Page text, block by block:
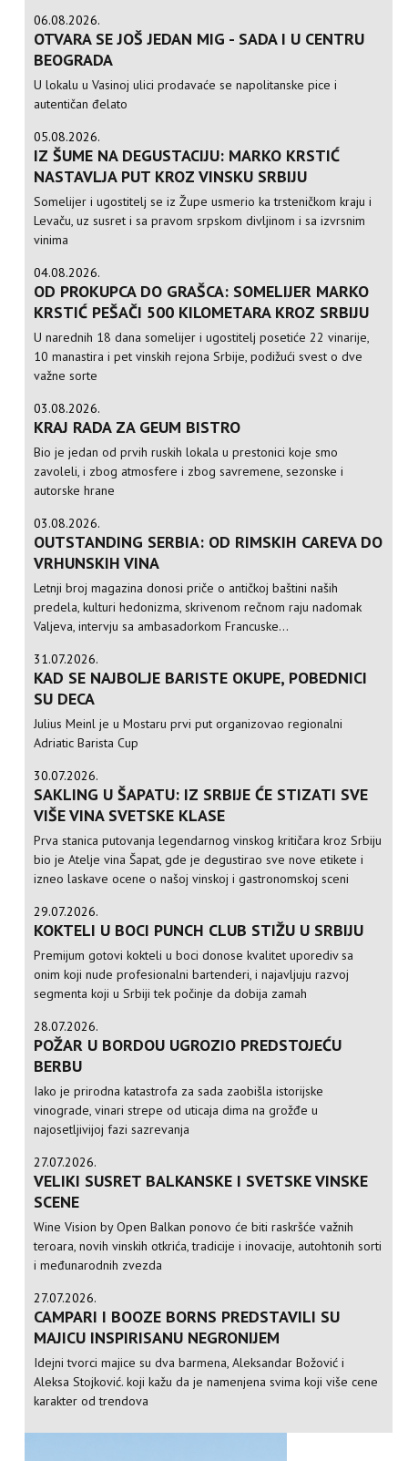
06.08.2026.
OTVARA SE JOŠ JEDAN MIG - SADA I U CENTRU
BEOGRADA
U lokalu u Vasinoj ulici prodavaće se napolitanske pice i
autentičan đelato
05.08.2026.
IZ ŠUME NA DEGUSTACIJU: MARKO KRSTIĆ
NASTAVLJA PUT KROZ VINSKU SRBIJU
Somelijer i ugostitelj se iz Župe usmerio ka trsteničkom kraju i
Levaču, uz susret i sa pravom srpskom divljinom i sa izvrsnim
vinima
04.08.2026.
OD PROKUPCA DO GRAŠCA: SOMELIJER MARKO
KRSTIĆ PEŠAČI 500 KILOMETARA KROZ SRBIJU
U narednih 18 dana somelijer i ugostitelj posetiće 22 vinarije,
10 manastira i pet vinskih rejona Srbije, podižući svest o dve
važne sorte
03.08.2026.
KRAJ RADA ZA GEUM BISTRO
Bio je jedan od prvih ruskih lokala u prestonici koje smo
zavoleli, i zbog atmosfere i zbog savremene, sezonske i
autorske hrane
03.08.2026.
OUTSTANDING SERBIA: OD RIMSKIH CAREVA DO
VRHUNSKIH VINA
Letnji broj magazina donosi priče o antičkoj baštini naših
predela, kulturi hedonizma, skrivenom rečnom raju nadomak
Valjeva, intervju sa ambasadorkom Francuske...
31.07.2026.
KAD SE NAJBOLJE BARISTE OKUPE, POBEDNICI
SU DECA
Julius Meinl je u Mostaru prvi put organizovao regionalni
Adriatic Barista Cup
30.07.2026.
SAKLING U ŠAPATU: IZ SRBIJE ĆE STIZATI SVE
VIŠE VINA SVETSKE KLASE
Prva stanica putovanja legendarnog vinskog kritičara kroz Srbiju
bio je Atelje vina Šapat, gde je degustirao sve nove etikete i
izneo laskave ocene o našoj vinskoj i gastronomskoj sceni
29.07.2026.
KOKTELI U BOCI PUNCH CLUB STIŽU U SRBIJU
Premijum gotovi kokteli u boci donose kvalitet uporediv sa
onim koji nude profesionalni bartenderi, i najavljuju razvoj
segmenta koji u Srbiji tek počinje da dobija zamah
28.07.2026.
POŽAR U BORDOU UGROZIO PREDSTOJEĆU
BERBU
Iako je prirodna katastrofa za sada zaobišla istorijske
vinograde, vinari strepe od uticaja dima na grožđe u
najosetljivijoj fazi sazrevanja
27.07.2026.
VELIKI SUSRET BALKANSKE I SVETSKE VINSKE
SCENE
Wine Vision by Open Balkan ponovo će biti raskršće važnih
teroara, novih vinskih otkrića, tradicije i inovacije, autohtonih sorti
i međunarodnih zvezda
27.07.2026.
CAMPARI I BOOZE BORNS PREDSTAVILI SU
MAJICU INSPIRISANU NEGRONIJEM
Idejni tvorci majice su dva barmena, Aleksandar Božović i
Aleksa Stojković. koji kažu da je namenjena svima koji više cene
karakter od trendova